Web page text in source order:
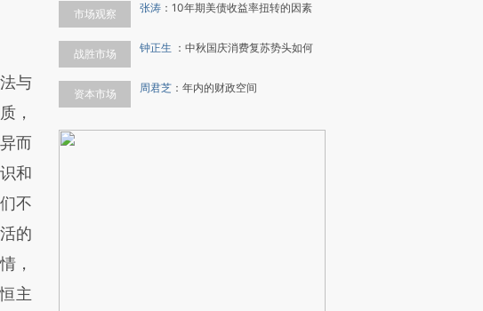
致
与
，
而
和
不
的
，
主
市场观察 张涛 ： 10年期美债收益率扭转的因素
战胜市场 钟正生 ： 中秋国庆消费复苏势头如何
资本市场 周君芝 ： 年内的财政空间